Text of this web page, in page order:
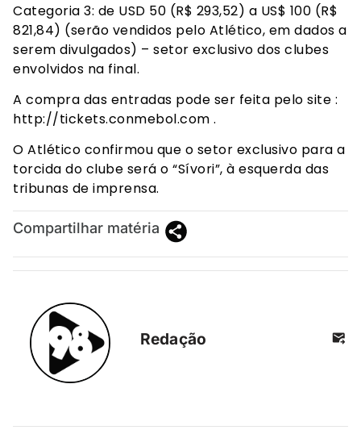
Categoria 3: de USD 50 (R$ 293,52) a US$ 100 (R$
821,84) (serão vendidos pelo Atlético, em dados a
serem divulgados) – setor exclusivo dos clubes
envolvidos na final.
A compra das entradas pode ser feita pelo site :
http://tickets.conmebol.com .
O Atlético confirmou que o setor exclusivo para a
torcida do clube será o “Sívori”, à esquerda das
tribunas de imprensa.
Compartilhar matéria
Redação